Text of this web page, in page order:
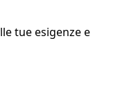
tue esigenze e